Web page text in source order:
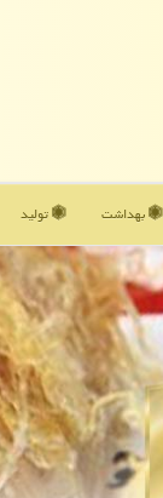
بهداشت تولید